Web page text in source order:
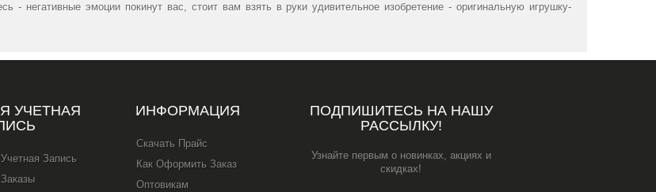
- негативные эмоции покинут вас, стоит вам взять в руки удивительное изобретение - оригинальную игрушку-
УЧЕТНАЯ
Запись
ИНФОРМАЦИЯ
Скачать Прайс
Как Оформить Заказ
Оптовикам
ПОДПИШИТЕСЬ НА НАШУ
РАССЫЛКУ!
Узнайте первым о новинках, акциях и
скидках!